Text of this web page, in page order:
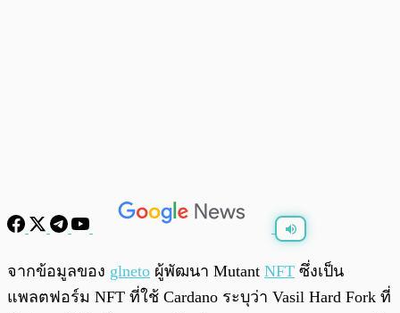
0:00 /
จากข้อมูลของ glneto ผู้พัฒนา Mutant NFT ซึ่งเป็น
แพลตฟอร์ม NFT ที่ใช้ Cardano ระบุว่า Vasil Hard Fork ที่